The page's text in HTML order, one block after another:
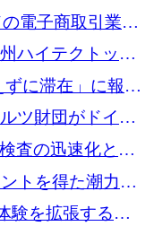
5,000 万ドルを
電子商取引業務
るために 200
ハイテクトップ
に滞在」に報酬
ツ財団がドイツ
めに2,000万ユー
ち上げる
査の迅速化と抗
万ポンドを寄付
トを得た潮力発
万ポンドを調
験を拡張するた